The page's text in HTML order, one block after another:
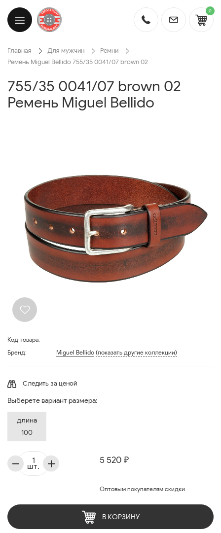
0
Главная Для мужчин
Ремни
Ремень Miguel Bellido 755/35 0041/07 brown 02
755/35 0041/07 brown 02
Ремень Miguel Bellido
Код товара:
Бренд:
Miguel Bellido (показать другие коллекции)
Следить за ценой
Выберете вариант размера:
длина
100
5 520 ₽
Оптовым покупателям скидки
шт.
В КОРЗИНУ